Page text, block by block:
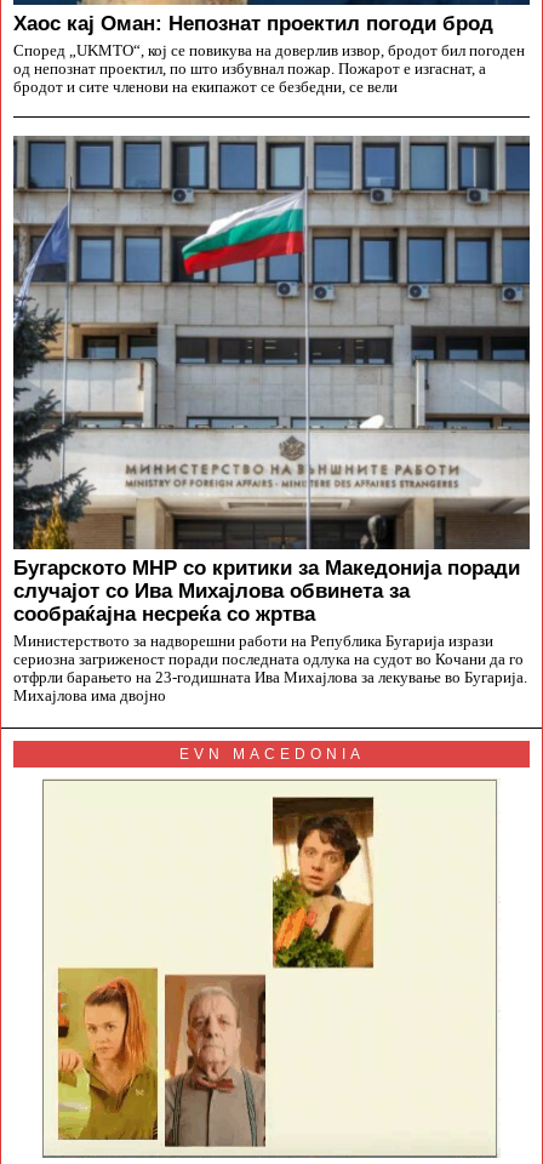
Хаос кај Оман: Непознат проектил погоди брод
Според „UKMTO“, кој се повикува на доверлив извор, бродот бил погоден
од непознат проектил, по што избувнал пожар. Пожарот е изгаснат, а
бродот и сите членови на екипажот се безбедни, се вели
Бугарското МНР со критики за Македонија поради
случајот со Ива Михајлова обвинета за
сообраќајна несреќа со жртва
Министерството за надворешни работи на Република Бугарија изрази
сериозна загриженост поради последната одлука на судот во Кочани да го
отфрли барањето на 23-годишната Ива Михајлова за лекување во Бугарија.
Михајлова има двојно
EVN MACEDONIA